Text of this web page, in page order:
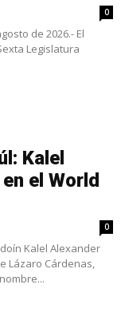
0
de 2026.- El
Legislatura
Kalel
el World
0
Kalel Alexander
Lázaro Cárdenas,